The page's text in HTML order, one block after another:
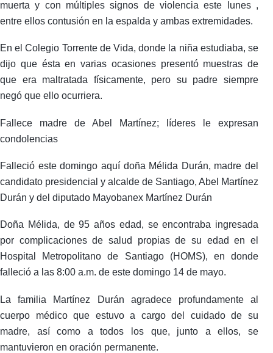
muerta y con múltiples signos de violencia este lunes ,
entre ellos contusión en la espalda y ambas extremidades.
En el Colegio Torrente de Vida, donde la niña estudiaba, se
dijo que ésta en varias ocasiones presentó muestras de
que era maltratada físicamente, pero su padre siempre
negó que ello ocurriera.
Fallece madre de Abel Martínez; líderes le expresan
condolencias
Falleció este domingo aquí doña Mélida Durán, madre del
candidato presidencial y alcalde de Santiago, Abel Martínez
Durán y del diputado Mayobanex Martínez Durán
Doña Mélida, de 95 años edad, se encontraba ingresada
por complicaciones de salud propias de su edad en el
Hospital Metropolitano de Santiago (HOMS), en donde
falleció a las 8:00 a.m. de este domingo 14 de mayo.
La familia Martínez Durán agradece profundamente al
cuerpo médico que estuvo a cargo del cuidado de su
madre, así como a todos los que, junto a ellos, se
mantuvieron en oración permanente.